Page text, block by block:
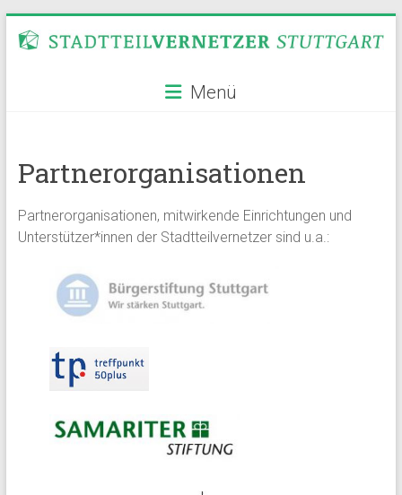
Inhalt
Stadtteilvernetzer
Menü
Partnerorganisationen
Partnerorganisationen, mitwirkende Einrichtungen und
Unterstützer*innen der Stadtteilvernetzer sind u.a.: